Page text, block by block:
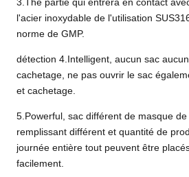
l'acier inoxydable de l'utilisation
norme de GMP.
détection 4.Intelligent, aucun sac
cachetage, ne pas ouvrir le sac
et cachetage.
5.Powerful, sac différent de masque
remplissant différent et quantité de
journée entière tout peuvent être
facilement.